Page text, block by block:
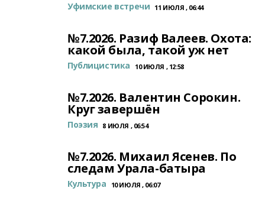
Уфимские встречи 11 ИЮЛЯ , 06:44
№7.2026. Разиф Валеев. Охота:
какой была, такой уж нет
Публицистика 10 ИЮЛЯ , 12:58
№7.2026. Валентин Сорокин.
Круг завершён
Поэзия 8 ИЮЛЯ , 06:54
№7.2026. Михаил Ясенев. По
следам Урала-батыра
Культура 10 ИЮЛЯ , 06:07